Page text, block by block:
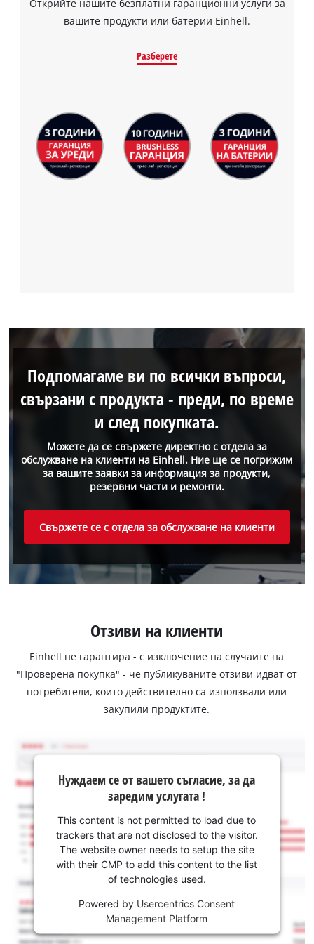
Открийте нашите безплатни гаранционни услуги за
вашите продукти или батерии Einhell.
Разберете
Можете да се свържете директно с отдела за
обслужване на клиенти на Einhell. Ние ще се погрижим
за вашите заявки за информация за продукти,
резервни части и ремонти.
Подпомагаме ви по всички въпроси,
свързани с продукта - преди, по време
и след покупката.
Свържете се с отдела за обслужване на клиенти
Отзиви на клиенти
Einhell не гарантира - с изключение на случаите на
"Проверена покупка" - че публикуваните отзиви идват от
потребители, които действително са използвали или
закупили продуктите.
Нуждаем се от вашето съгласие, за да
заредим услугата !
This content is not permitted to load due to
trackers that are not disclosed to the visitor.
The website owner needs to setup the site
with their CMP to add this content to the list
of technologies used.
Powered by Usercentrics Consent
Management Platform